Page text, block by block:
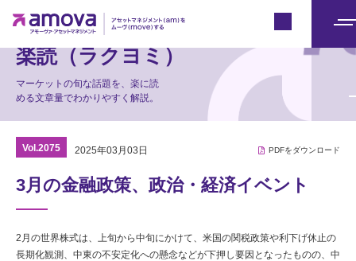
ニ
楽読（ラクヨミ）
マーケットの旬な話題を、楽に読
める文章量でわかりやすく解説。
Vol.2075 2025年03月03日 PDFをダウンロード
3月の金融政策、政治・経済イベント
2月の世界株式は、上旬から中旬にかけて、米国の関税政策や利下げ休止の
長期化観測、中東の不安定化への懸念などが下押し要因となったものの、中